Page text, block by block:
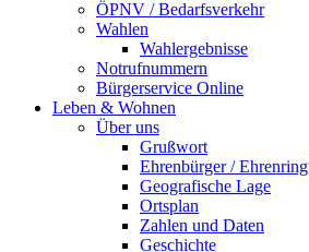
ÖPNV / Bedarfsverkehr
Wahlen
Wahlergebnisse
Notrufnummern
Bürgerservice Online
Leben & Wohnen
Über uns
Grußwort
Ehrenbürger /
Geografische Lage
Ortsplan
Zahlen und Daten
Geschichte